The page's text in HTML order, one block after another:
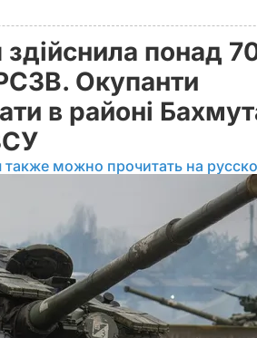
понад
РСЗВ. Окупанти
в районі
также можно прочитать на